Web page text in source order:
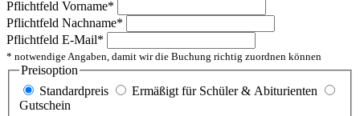
Pflichtfeld Vorname*
Pflichtfeld Nachname*
Pflichtfeld E-Mail*
* notwendige Angaben, damit wir die Buchung richtig zuordnen können
Preisoption
Standardpreis
Ermäßigt für Schüler & Abiturienten
Gutschein